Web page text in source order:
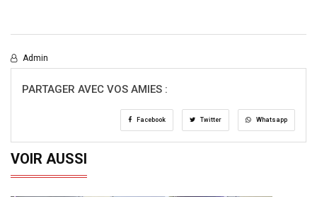
Admin
PARTAGER AVEC VOS AMIES :
Facebook Twitter Whatsapp
VOIR AUSSI